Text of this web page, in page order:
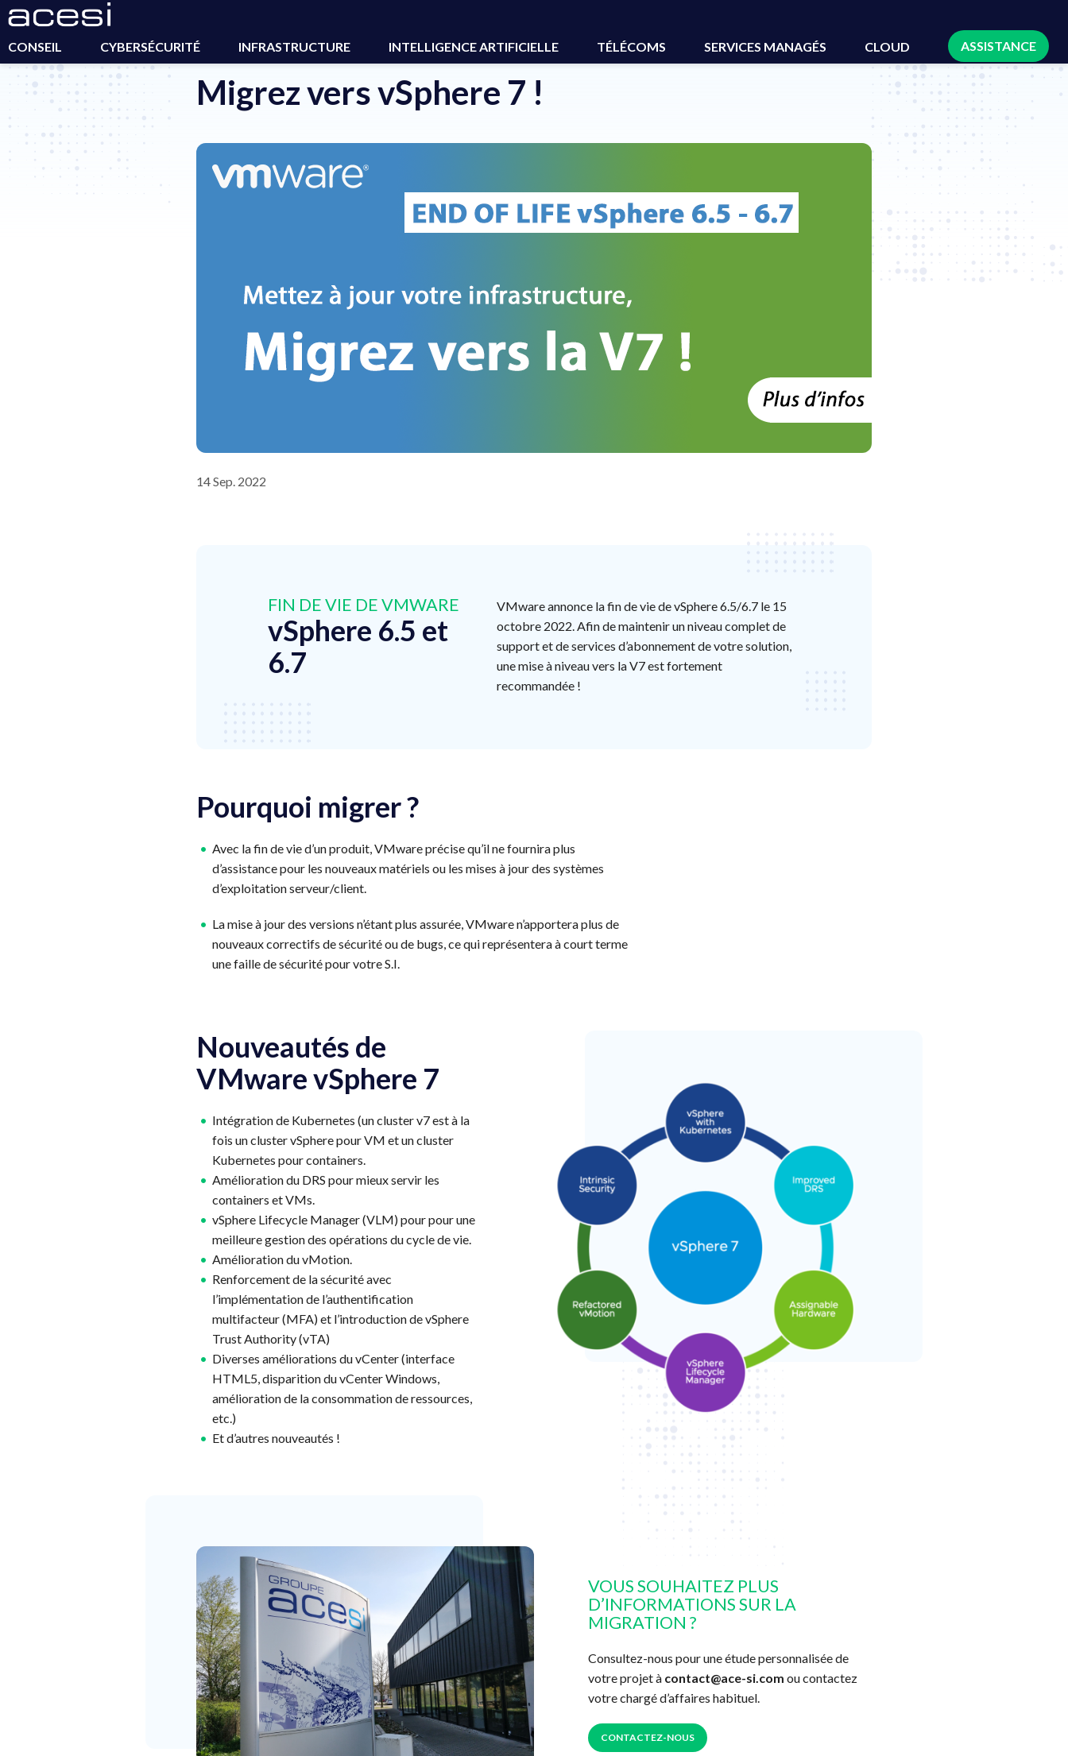
CONSEIL CYBERSÉCURITÉ INFRASTRUCTURE INTELLIGENCE ARTIFICIELLE TÉLÉCOMS SERVICES MANAGÉS CLOUD ASSISTANCE
Accueil>Actualités
Migrez vers vSphere 7 !
14 Sep. 2022
FIN DE VIE DE VMWARE
vSphere 6.5 et
6.7
VMware annonce la fin de vie de vSphere 6.5/6.7 le 15
octobre 2022. Afin de maintenir un niveau complet de
support et de services d’abonnement de votre solution,
une mise à niveau vers la V7 est fortement
recommandée !
Pourquoi migrer ?
Avec la fin de vie d’un produit, VMware précise qu’il ne fournira plus
d’assistance pour les nouveaux matériels ou les mises à jour des systèmes
d’exploitation serveur/client.
La mise à jour des versions n’étant plus assurée, VMware n’apportera plus de
nouveaux correctifs de sécurité ou de bugs, ce qui représentera à court terme
une faille de sécurité pour votre S.I.
Nouveautés de
VMware vSphere 7
Intégration de Kubernetes (un cluster v7 est à la
fois un cluster vSphere pour VM et un cluster
Kubernetes pour containers.
Amélioration du DRS pour mieux servir les
containers et VMs.
vSphere Lifecycle Manager (VLM) pour pour une
meilleure gestion des opérations du cycle de vie.
Amélioration du vMotion.
Renforcement de la sécurité avec
l’implémentation de l’authentification
multifacteur (MFA) et l’introduction de vSphere
Trust Authority (vTA)
Diverses améliorations du vCenter (interface
HTML5, disparition du vCenter Windows,
amélioration de la consommation de ressources,
etc.)
Et d’autres nouveautés !
VOUS SOUHAITEZ PLUS
D’INFORMATIONS SUR LA
MIGRATION ?
Consultez-nous pour une étude personnalisée de
votre projet à contact@ace-si.com ou contactez
votre chargé d’affaires habituel.
CONTACTEZ-NOUS